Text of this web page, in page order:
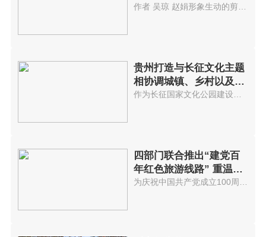
作者 吴琼 赵娟形象生动的剪纸...
贵州打造与长征文化主题
相协调城镇、乡村以及景
区
四部门联合推出“建党百
年红色旅游线路” 重温红
色历史